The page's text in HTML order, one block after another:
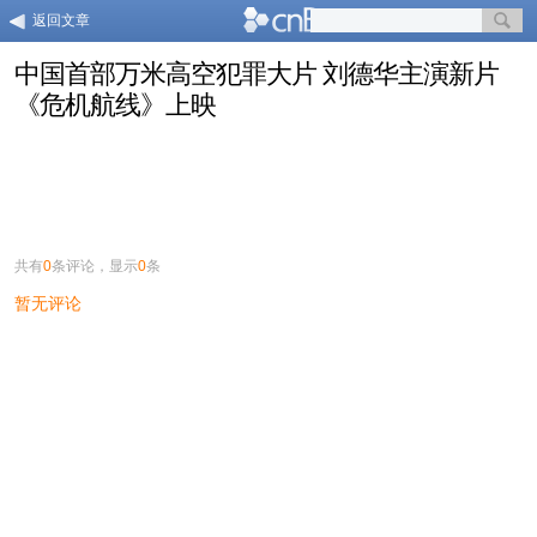
返回文章
中国首部万米高空犯罪大片 刘德华主演新片
《危机航线》上映
共有0条评论，显示0条
暂无评论